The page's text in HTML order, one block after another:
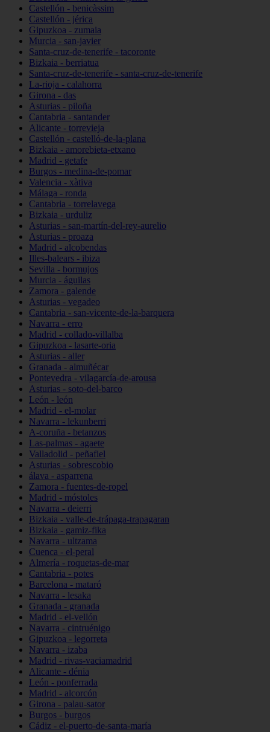
Castellón - benicàssim
Castellón - jérica
Gipuzkoa - zumaia
Murcia - san-javier
Santa-cruz-de-tenerife - tacoronte
Bizkaia - berriatua
Santa-cruz-de-tenerife - santa-cruz-de-tenerife
La-rioja - calahorra
Girona - das
Asturias - piloña
Cantabria - santander
Alicante - torrevieja
Castellón - castelló-de-la-plana
Bizkaia - amorebieta-etxano
Madrid - getafe
Burgos - medina-de-pomar
Valencia - xàtiva
Málaga - ronda
Cantabria - torrelavega
Bizkaia - urduliz
Asturias - san-martín-del-rey-aurelio
Asturias - proaza
Madrid - alcobendas
Illes-balears - ibiza
Sevilla - bormujos
Murcia - águilas
Zamora - galende
Asturias - vegadeo
Cantabria - san-vicente-de-la-barquera
Navarra - erro
Madrid - collado-villalba
Gipuzkoa - lasarte-oria
Asturias - aller
Granada - almuñécar
Pontevedra - vilagarcía-de-arousa
Asturias - soto-del-barco
León - león
Madrid - el-molar
Navarra - lekunberri
A-coruña - betanzos
Las-palmas - agaete
Valladolid - peñafiel
Asturias - sobrescobio
álava - asparrena
Zamora - fuentes-de-ropel
Madrid - móstoles
Navarra - deierri
Bizkaia - valle-de-trápaga-trapagaran
Bizkaia - gamiz-fika
Navarra - ultzama
Cuenca - el-peral
Almería - roquetas-de-mar
Cantabria - potes
Barcelona - mataró
Navarra - lesaka
Granada - granada
Madrid - el-vellón
Navarra - cintruénigo
Gipuzkoa - legorreta
Navarra - izaba
Madrid - rivas-vaciamadrid
Alicante - dénia
León - ponferrada
Madrid - alcorcón
Girona - palau-sator
Burgos - burgos
Cádiz - el-puerto-de-santa-maría